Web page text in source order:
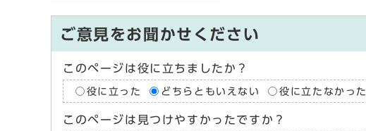
ご意見をお聞かせください
このページは役に立ちましたか？
役に立った どちらともいえない 役に立たなかった
このページは見つけやすかったですか？